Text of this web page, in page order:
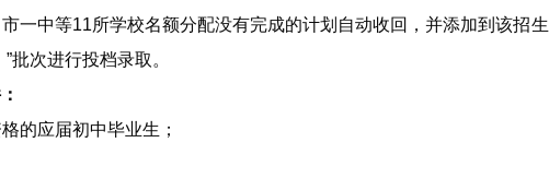
一中等11所学校名额分配没有完成的计划自动收回，并添加到该招生
批次进行投档录取。
的应届初中毕业生；